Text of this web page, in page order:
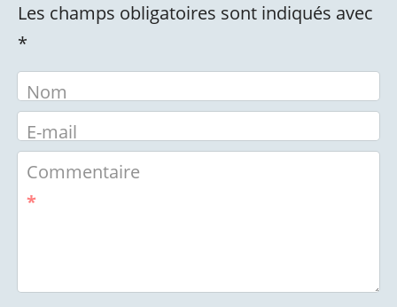
Les champs obligatoires sont indiqués avec
*
Nom
E-mail
Commentaire
*